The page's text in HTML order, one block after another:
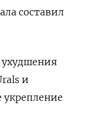
составил
ухудшения
и